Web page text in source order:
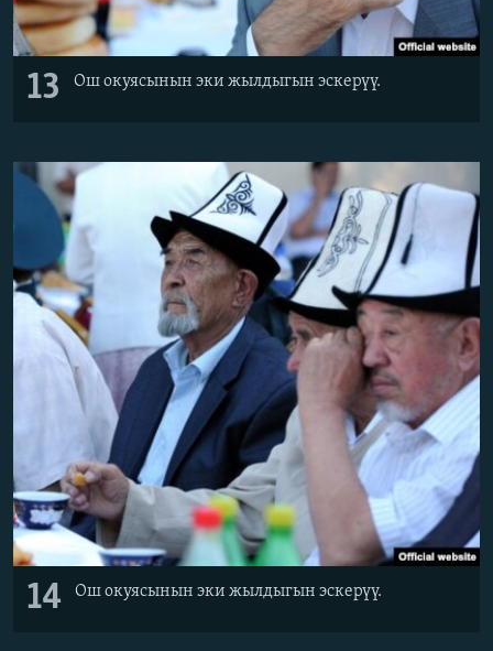
13 Ош окуясынын эки жылдыгын эскерүү.
14 Ош окуясынын эки жылдыгын эскерүү.